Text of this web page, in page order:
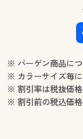
※ バーゲン商品につ
※ カラーサイズ毎に
※ 割引率は税抜価格
※ 割引前の税込価格